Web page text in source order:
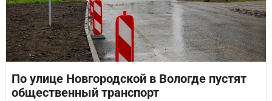
По улице Новгородской в Вологде пустят
общественный транспорт